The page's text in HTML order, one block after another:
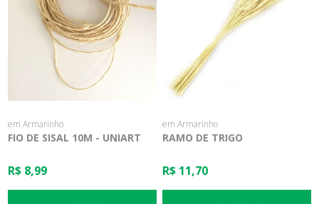
em Armarinho
FIO DE SISAL 10M - UNIART
R$ 8,99
em Armarinho
RAMO DE TRIGO
R$ 11,70